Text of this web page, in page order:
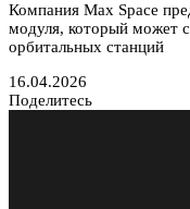
Компания Max Space
модуля, который может
орбитальных станций
16.04.2026
Поделитесь